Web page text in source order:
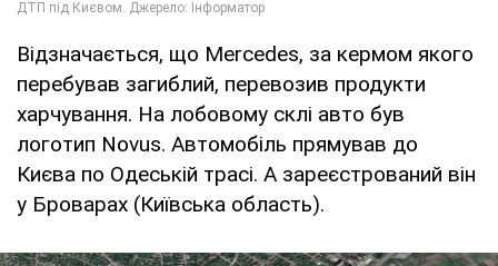
Відзначається, що Mercedes, за кермом якого
перебував загиблий, перевозив продукти
харчування. На лобовому склі авто був
логотип Novus. Автомобіль прямував до
Києва по Одеській трасі. А зареєстрований він
у Броварах (Київська область).